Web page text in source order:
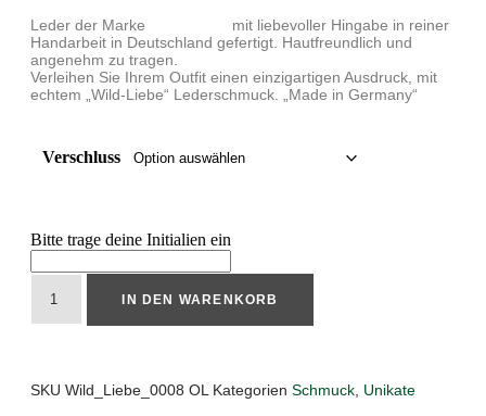
Leder der Marke
mit liebevoller Hingabe in reiner
Handarbeit in Deutschland gefertigt. Hautfreundlich und
angenehm zu tragen.
Verleihen Sie Ihrem Outfit einen einzigartigen Ausdruck, mit
echtem „Wild-Liebe“ Lederschmuck. „Made in Germany“
Verschluss
Bitte trage deine Initialien ein
IN DEN WARENKORB
SKU Wild_Liebe_0008 OL Kategorien Schmuck Unikate